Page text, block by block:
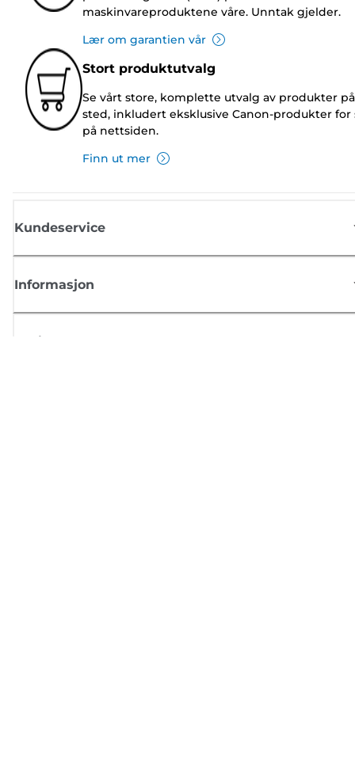
maskinvareproduktene våre. Unntak gjelder.
Lær om garantien vår
Stort produktutvalg
Se vårt store, komplette utvalg av produkter
sted, inkludert eksklusive Canon-produkter for
på nettsiden.
Finn ut mer
Kundeservice
Informasjon
Butikk